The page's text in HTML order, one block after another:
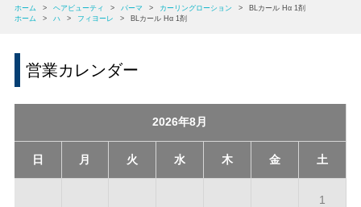
ホーム > ヘアビューティ > パーマ > カーリングローション >
BLカール Hα 1剤
ホーム
> ハ > フィヨーレ > BLカール Hα 1剤
営業カレンダー
2026年8月
日 月 火 水 木 金 土
1